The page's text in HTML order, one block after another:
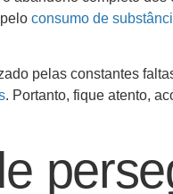
consumo de
pelas constantes
. Portanto, fique atento,